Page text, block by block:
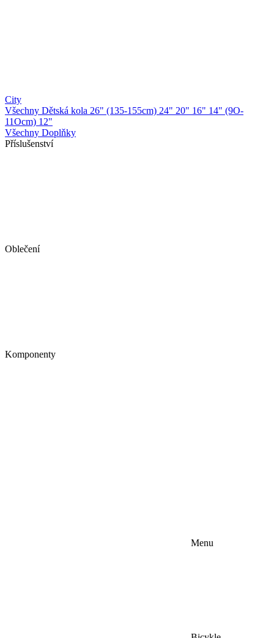
City
Všechny Dětská kola 26" (135-155cm) 24" 20" 16" 14" (9O-
11Ocm) 12"
Všechny Doplňky
Příslušenství
Oblečení
Komponenty
Menu